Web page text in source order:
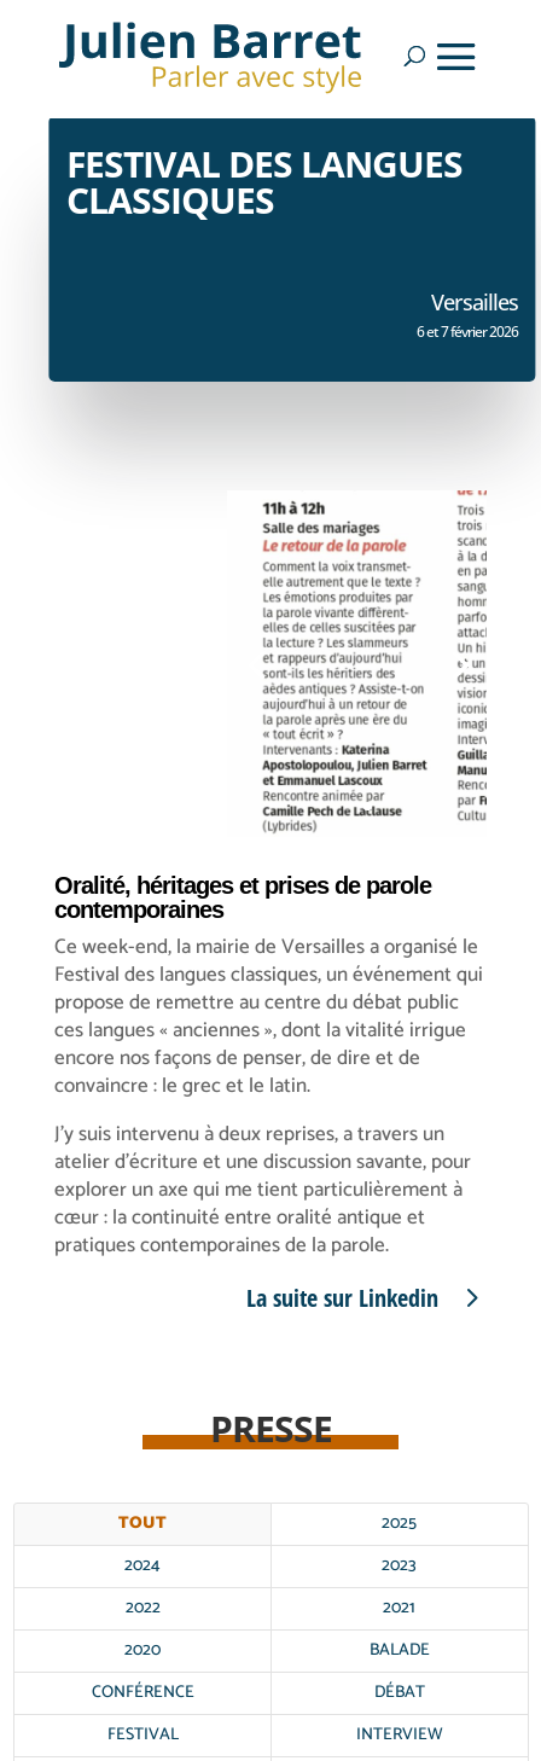
FESTIVAL DES LANGUES
CLASSIQUES
Versailles
6 et 7 février 2026
Oralité, héritages et prises de parole
contemporaines
Ce week-end, la mairie de Versailles a organisé le
Festival des langues classiques, un événement qui
propose de remettre au centre du débat public
ces langues « anciennes », dont la vitalité irrigue
encore nos façons de penser, de dire et de
convaincre : le grec et le latin.
J’y suis intervenu à deux reprises, a travers un
atelier d’écriture et une discussion savante, pour
explorer un axe qui me tient particulièrement à
cœur : la continuité entre oralité antique et
pratiques contemporaines de la parole.
La suite sur Linkedin
PRESSE
TOUT
2025
2024
2023
2022
2021
2020
BALADE
CONFÉRENCE
DÉBAT
FESTIVAL
INTERVIEW